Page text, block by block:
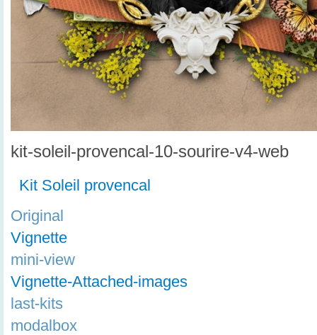
kit-soleil-provencal-10-sourire-v4-web
Kit Soleil provencal
Original
Vignette
mini-view
Vignette-Attached-images
last-kits
modalbox